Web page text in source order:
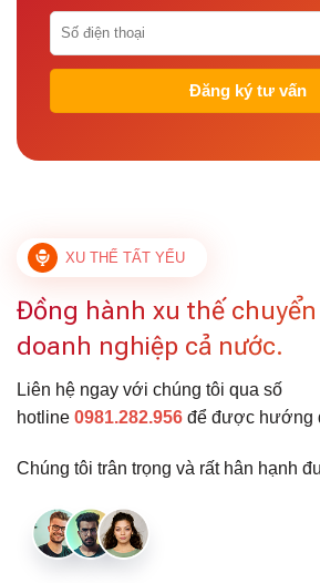
XU THẾ TẤT YẾU
Đồng hành xu thế
doanh nghiệp cả nước.
Liên hệ ngay với chúng tôi qua số
hotline 0981.282.956 để được hướng
Chúng tôi trân trọng và rất hân hạnh